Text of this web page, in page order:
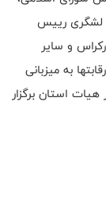
لشگری رییس
و سایر
به میزبانی
استان برگزار